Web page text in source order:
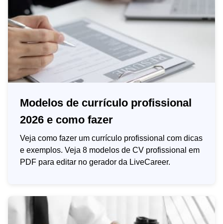
Modelos de currículo profissional
2026 e como fazer
Veja como fazer um currículo profissional com dicas
e exemplos. Veja 8 modelos de CV profissional em
PDF para editar no gerador da LiveCareer.